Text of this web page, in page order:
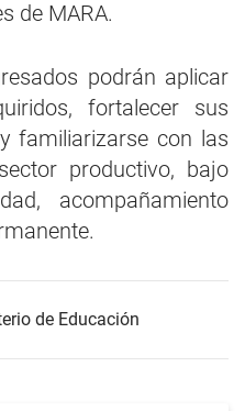
de MARA.
podrán aplicar
fortalecer sus
familiarizarse con las
productivo, bajo
acompañamiento
de Educación